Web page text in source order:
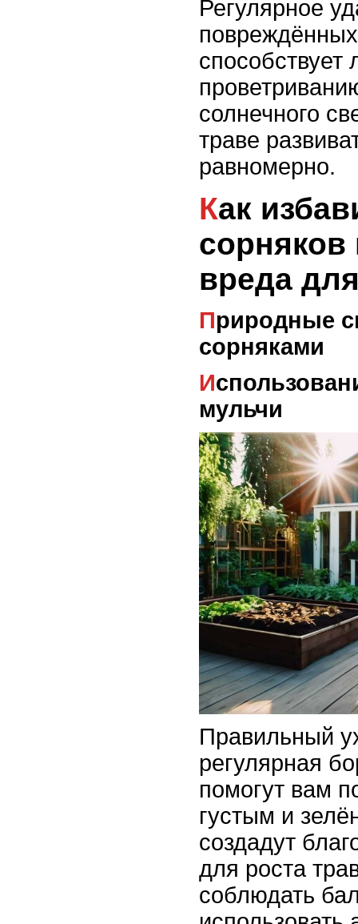
Регулярное
способствует
солнечного
траве
равномерно.
Как избавиться от
сорняков
вреда
Природные способы борьбы с
сорняками
Использование укрытий и
мульчи
Правильный
регулярная
помогут вам
густым и
создадут
для роста
соблюдать